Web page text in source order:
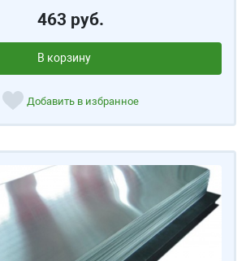
463 руб.
В корзину
Добавить в избранное